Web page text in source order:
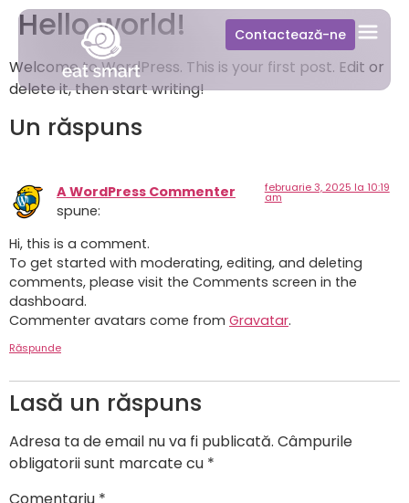
Contactează-ne
Hello world!
Welcome to WordPress. This is your first post. Edit or
delete it, then start writing!
Un răspuns
A WordPress Commenter
spune:
februarie 3, 2025 la 10:19
am
Hi, this is a comment.
To get started with moderating, editing, and deleting
comments, please visit the Comments screen in the
dashboard.
Commenter avatars come from Gravatar.
Răspunde
Lasă un răspuns
Adresa ta de email nu va fi publicată. Câmpurile
obligatorii sunt marcate cu *